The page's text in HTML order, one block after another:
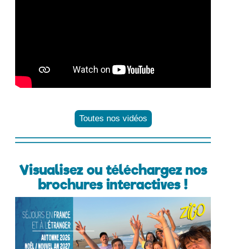
Toutes nos vidéos
Visualisez ou téléchargez nos
brochures interactives !